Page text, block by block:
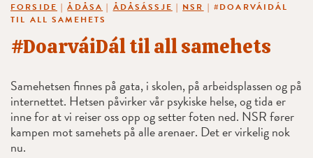
FORSIDE |ÅDÅSA | ÅDÅSÁSSJE | NSR |#DOARVÁIDÁL
TIL ALL SAMEHETS
#DoarváiDál til all samehets
Samehetsen finnes på gata, i skolen, på arbeidsplassen og på
internettet. Hetsen påvirker vår psykiske helse, og tida er
inne for at vi reiser oss opp og setter foten ned. NSR fører
kampen mot samehets på alle arenaer. Det er virkelig nok
nu.